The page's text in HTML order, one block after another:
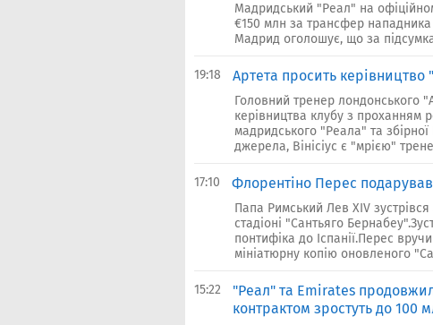
Мадридський "Реал" на
€150 млн за трансфер
Мадрид оголошує, що за
19:18 Артета просить керівництво
Головний тренер лондонського
керівництва клубу з проханням
мадридського "Реала" та збірної
джерела, Вінісіус є "мрією"
17:10 Флорентіно Перес
Папа Римський Лев XIV
стадіоні "Сантьяго
понтифіка до Іспанії.Перес
мініатюрну копію оновленого
15:22
"Реал" та Emirates
контрактом зростуть до 100